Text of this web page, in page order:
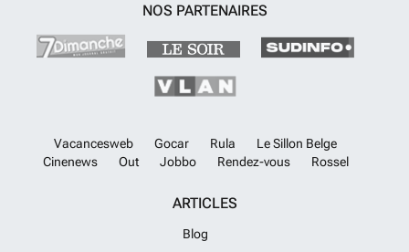
NOS PARTENAIRES
Vacancesweb Gocar Rula
Le Sillon Belge
Cinenews
Out Jobbo Rendez-vous Rossel
ARTICLES
Blog